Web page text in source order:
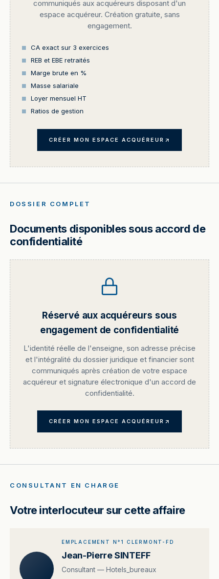
communiqués aux acquéreurs disposant d'un
espace acquéreur. Création gratuite, sans
engagement.
CA exact sur 3 exercices
REB et EBE retraités
Marge brute en %
Masse salariale
Loyer mensuel HT
Ratios de gestion
CRÉER MON ESPACE ACQUÉREUR
DOSSIER COMPLET
Documents disponibles sous accord de
confidentialité
Réservé aux acquéreurs sous
engagement de confidentialité
L'identité réelle de l'enseigne, son adresse précise
et l'intégralité du dossier juridique et financier sont
communiqués après création de votre espace
acquéreur et signature électronique d'un accord de
confidentialité.
CRÉER MON ESPACE ACQUÉREUR
CONSULTANT EN CHARGE
Votre interlocuteur sur cette affaire
EMPLACEMENT N°1 CLERMONT-FD
Jean-Pierre SINTEFF
Consultant — Hotels_bureaux